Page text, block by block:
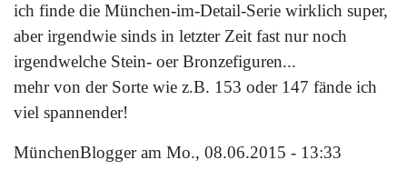
ich finde die München-im-Detail-Serie wirklich super,
aber irgendwie sinds in letzter Zeit fast nur noch
irgendwelche Stein- oer Bronzefiguren...
mehr von der Sorte wie z.B. 153 oder 147 fände ich
viel spannender!
MünchenBloggeram Mo., 08.06.2015 - 13:33